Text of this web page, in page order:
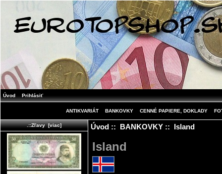
Úvod Prihlásiť
ANTIKVARIÁT BANKOVKY CENNÉ PAPIERE, DOKLADY
.::Zľavy [viac] Úvod:: BANKOVKY:: Island
Island